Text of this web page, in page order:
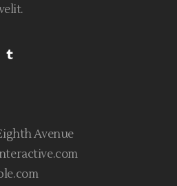
Avenue